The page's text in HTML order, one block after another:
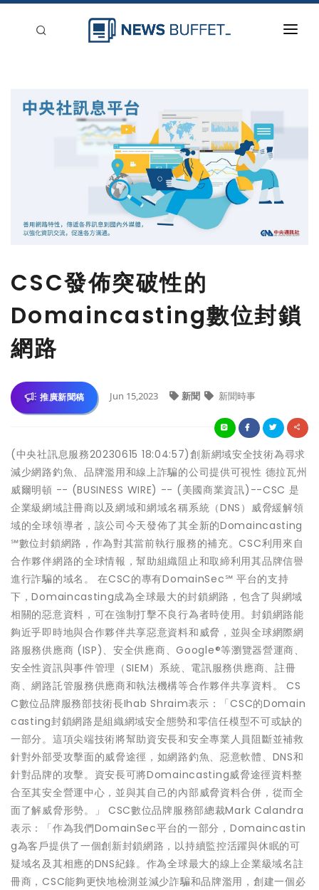
CSC發佈突破性的
Domaincasting數位封鎖
網路
推廣新聞稿 Jun 15,2023 新聞 新聞時事
(中央社訊息服務20230615 18:04:57)創新網域安全技術為尋求
減少網路釣魚、品牌濫用和線上詐騙的公司提供可視性 德拉瓦州
威爾明頓 -- (BUSINESS WIRE) -- (美國商業資訊)--CSC 是
企業級網域註冊商以及網域和網域名稱系統（DNS）威脅緩解領
域的全球領導者，該公司今天發佈了其全新的Domaincasting
℠數位封鎖網路，作為對其當前執行服務的補充。CSC利用來自
合作夥伴網路的全球情報，幫助組織阻止和取締利用其品牌信譽
進行詐騙的域名。 在CSC的專有DomainSec℠ 平台的支持
下，Domaincasting成為全球最大的封鎖網路，包含了與網域
相關的惡意資料，可在強制打擊不良行為者時使用。封鎖網路能
夠近乎即時地與合作夥伴共享惡意資料和威脅，並與全球網際網
路服務供應商 (ISP)、安全供應商、Google®等瀏覽器營運商、
安全性資訊與事件管理（SIEM）系統、電訊服務供應商、註冊
商、網路託管服務供應商和執法機構等合作夥伴共享資料。 CS
C數位品牌服務部技術長Ihab Shraim表示：「CSC的Domain
casting封鎖網路是組織網域安全態勢和零信任模型不可或缺的
一部分。這項尖端技術將幫助資安長和安全專業人員阻斷並補救
針對外部受攻擊面的威脅途徑，如網路釣魚、惡意軟體、DNS和
針對品牌的攻擊。資安長可將Domaincasting威脅途徑資料整
合至其安全營運中心，並與其自己的內部威脅資料合併，從而全
面了解威脅形勢。」 CSC數位品牌服務部總裁Mark Calandra
表示：「作為我們DomainSec平台的一部分，Domaincastin
g為客戶提供了一個創新封鎖網路，以持續監控活躍與休眠的可
疑域名及其相應的DNS紀錄。作為全球最大的線上企業級域名註
冊商，CSC能夠更快地檢測並減少詐騙和品牌濫用，創建一個必